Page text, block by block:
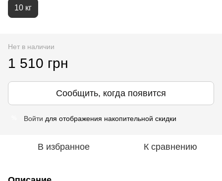
10 кг
Нет в наличии
1 510 грн
Сообщить, когда появится
Войти для отображения накопительной скидки
В избранное К сравнению